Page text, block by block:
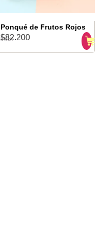
Ponqué de Frutos Rojos
Precio
$82.200